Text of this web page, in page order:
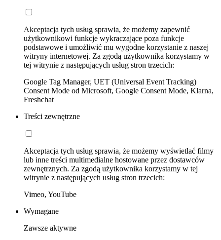
Akceptacja tych usług sprawia, że możemy zapewnić
użytkownikowi funkcje wykraczające poza funkcje
podstawowe i umożliwić mu wygodne korzystanie z naszej
witryny internetowej. Za zgodą użytkownika korzystamy w
tej witrynie z następujących usług stron trzecich:
Google Tag Manager, UET (Universal Event Tracking)
Consent Mode od Microsoft, Google Consent Mode, Klarna,
Freshchat
Treści zewnętrzne
Akceptacja tych usług sprawia, że możemy wyświetlać filmy
lub inne treści multimedialne hostowane przez dostawców
zewnętrznych. Za zgodą użytkownika korzystamy w tej
witrynie z następujących usług stron trzecich:
Vimeo, YouTube
Wymagane
Zawsze aktywne